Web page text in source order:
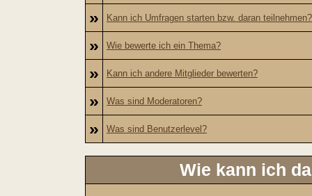
» Kann ich Umfragen starten bzw. daran teilnehmen?
» Wie bewerte ich ein Thema?
» Kann ich andere Mitglieder bewerten?
» Was sind Moderatoren?
» Was sind Benutzerlevel?
Wie kann ich